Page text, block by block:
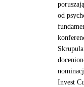
od
Invest